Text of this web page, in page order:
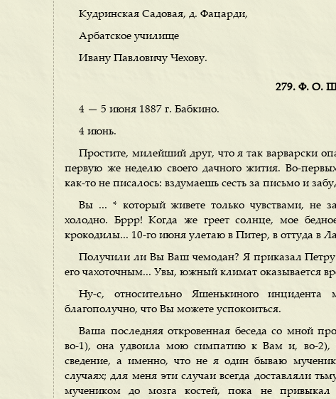
Кудринская Садовая, д. Фацарди,
Арбатское училище
Ивану Павловичу Чехову.
279. Ф. О.
4 — 5 июня 1887 г. Бабкино.
4 июнь.
Простите, милейший друг, что я так варварски
первую же неделю своего дачного жития. Во-
как-то не писалось: вздумаешь сесть за письмо и
Вы ... * который живете только чувствами, не
холодно. Бррр! Когда же греет солнце, мое
крокодилы... 10-го июня улетаю в Питер, в оттуда в
Получили ли Вы Ваш чемодан? Я приказал Петру
его чахоточным... Увы, южный климат оказывается
Ну-с, относительно Яшенькиного инцидента
благополучно, что Вы можете успокоиться.
Ваша последняя откровенная беседа со мной
во-1), она удвоила мою симпатию к Вам и, во-2),
сведение, а именно, что не я один бываю
случаях; для меня эти случаи всегда доставляли
мучеником до мозга костей, пока не